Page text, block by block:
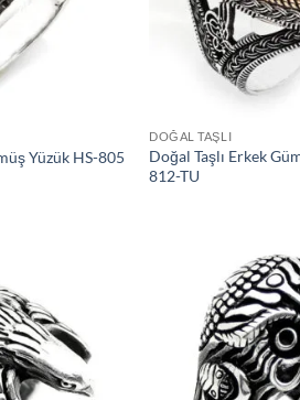
Yüzük HS-805
DOĞAL TAŞLI
Doğal Taşlı Erkek
812-TU